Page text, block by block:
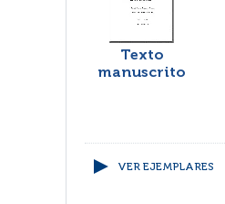
Texto
manuscrito
VER EJEMPLARES